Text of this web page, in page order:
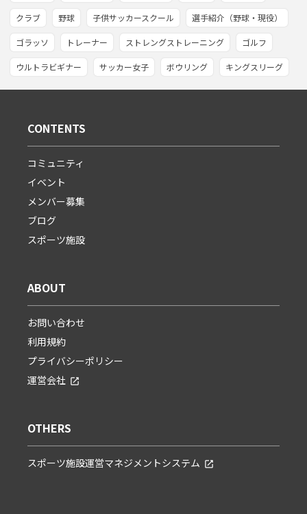
クラブ 野球 子供サッカースクール 選手紹介（野球・現役）
ゴラッソ トレーナー ストレングストレーニング ゴルフ
ウルトラビギナー サッカー女子 ボウリング キングスリーグ
CONTENTS
コミュニティ
イベント
メンバー募集
ブログ
スポーツ施設
ABOUT
お問い合わせ
利用規約
プライバシーポリシー
運営会社
OTHERS
スポーツ施設運営マネジメントシステム